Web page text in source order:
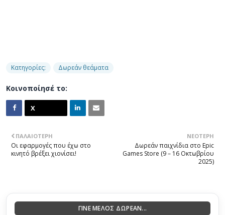
Κατηγορίες: Δωρεάν θεάματα
Κοινοποίησέ το:
ΝΕΌΤΕΡΗ
Δωρεάν παιχνίδια στο Epic
Games Store (9 – 16 Οκτωβρίου
2025)
ΠΑΛΑΙΌΤΕΡΗ
Οι εφαρμογές που έχω στο
κινητό βρέξει χιονίσει!
ΓΙΝΕ ΜΕΛΟΣ ΔΩΡΕΑΝ...